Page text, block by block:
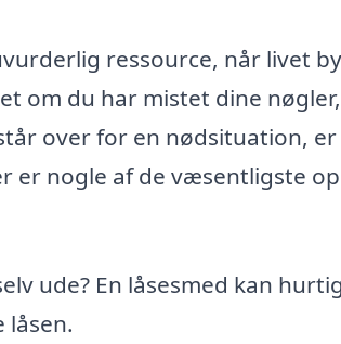
ressource, når livet
om du har mistet dine
over for en nødsituation,
er nogle af de væsentligste
ude? En låsesmed kan
låsen.